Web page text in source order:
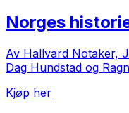
Norges
Av Hallvard Notaker,
Dag Hundstad og
Kjøp her